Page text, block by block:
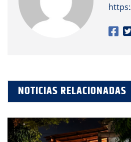
NOTICIAS RELACIONADAS